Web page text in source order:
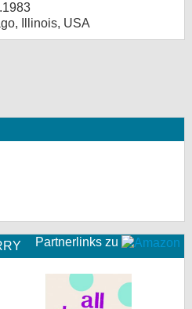
Illinois, USA
Partnerlinks zu